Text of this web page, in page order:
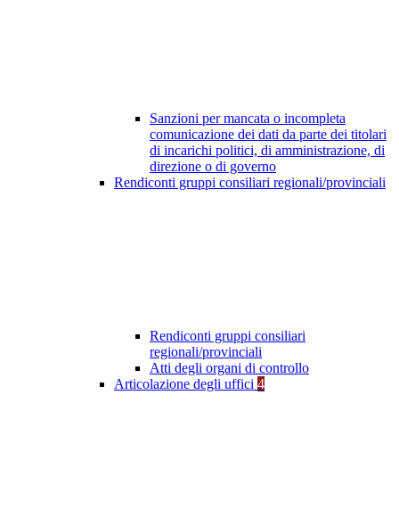
Sanzioni per mancata o incompleta
comunicazione dei dati da parte dei titolari
di incarichi politici, di amministrazione, di
direzione o di governo
Rendiconti gruppi consiliari regionali/provinciali
Rendiconti gruppi consiliari
regionali/provinciali
Atti degli organi di controllo
Articolazione degli uffici 4